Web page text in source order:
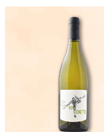
RÉGIONS
IDÉES CADEAUX
NOS VIGNERON.NE.S